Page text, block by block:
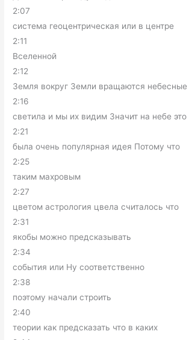
2:07
система геоцентрическая или в центре
2:11
Вселенной
2:12
Земля вокруг Земли вращаются небесные
2:16
светила и мы их видим Значит на небе это
2:21
была очень популярная идея Потому что
2:25
таким махровым
2:27
цветом астрология цвела считалось что
2:31
якобы можно предсказывать
2:34
события или Ну соответственно
2:38
поэтому начали строить
2:40
теории как предсказать что в каких